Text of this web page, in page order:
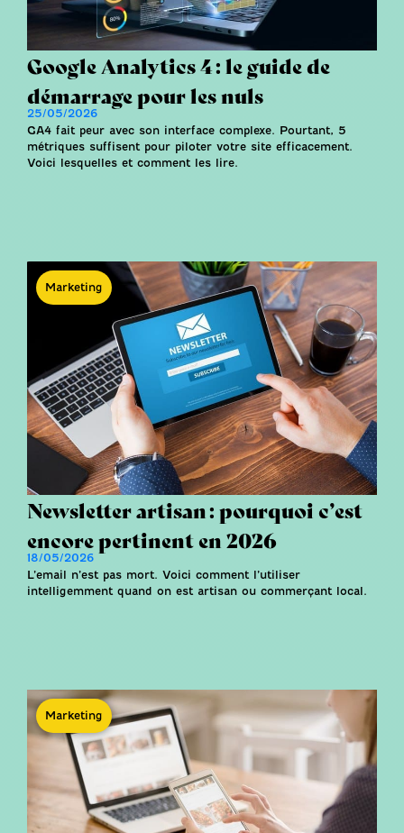
Google Analytics 4 : le guide de
démarrage pour les nuls
25/05/2026
GA4 fait peur avec son interface complexe. Pourtant, 5
métriques suffisent pour piloter votre site efficacement.
Voici lesquelles et comment les lire.
Marketing
Newsletter artisan : pourquoi c’est
encore pertinent en 2026
18/05/2026
L’email n’est pas mort. Voici comment l’utiliser
intelligemment quand on est artisan ou commerçant local.
Marketing